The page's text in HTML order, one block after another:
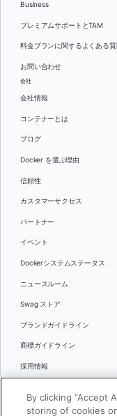
Business
プレミアムサポートとTAM
料金プランに関するよくある質
お問い合わせ
会社
会社情報
コンテナーとは
ブログ
Docker を選ぶ理由
信頼性
カスタマーサクセス
パートナー
イベント
Dockerシステムステータス
ニュースルーム
Swag ストア
ブランドガイドライン
商標ガイドライン
採用情報
言語By clicking “Accept
storing of cookies